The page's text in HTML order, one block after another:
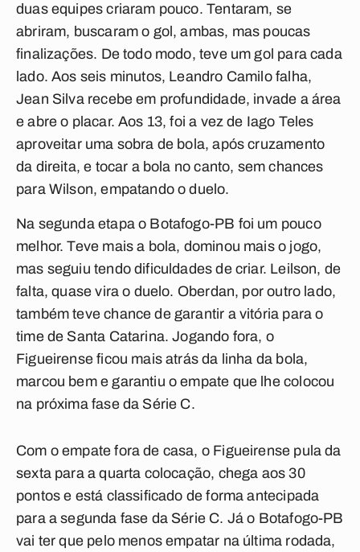
duas equipes criaram pouco. Tentaram, se
abriram, buscaram o gol, ambas, mas poucas
finalizações. De todo modo, teve um gol para cada
lado. Aos seis minutos, Leandro Camilo falha,
Jean Silva recebe em profundidade, invade a área
e abre o placar. Aos 13, foi a vez de Iago Teles
aproveitar uma sobra de bola, após cruzamento
da direita, e tocar a bola no canto, sem chances
para Wilson, empatando o duelo.
Na segunda etapa o Botafogo-PB foi um pouco
melhor. Teve mais a bola, dominou mais o jogo,
mas seguiu tendo dificuldades de criar. Leilson, de
falta, quase vira o duelo. Oberdan, por outro lado,
também teve chance de garantir a vitória para o
time de Santa Catarina. Jogando fora, o
Figueirense ficou mais atrás da linha da bola,
marcou bem e garantiu o empate que lhe colocou
na próxima fase da Série C.
Com o empate fora de casa, o Figueirense pula da
sexta para a quarta colocação, chega aos 30
pontos e está classificado de forma antecipada
para a segunda fase da Série C. Já o Botafogo-PB
vai ter que pelo menos empatar na última rodada,